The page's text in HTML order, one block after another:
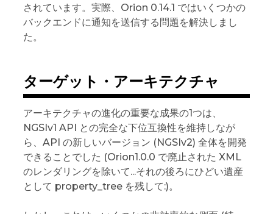
されています。実際、Orion 0.14.1 ではいくつかの
バックエンドに通知を送信する問題を解決しまし
た。
ターゲット・アーキテクチャ
アーキテクチャの進化の重要な成果の1つは、
NGSIv1 API との完全な下位互換性を維持しなが
ら、API の新しいバージョン (NGSIv2) 全体を開発
できることでした (Orion1.0.0 で廃止された XML
のレンダリングを除いて...それの後ろにひどい遺産
として property_tree を残して:)。